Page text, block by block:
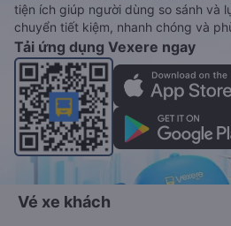
tiện ích giúp người dùng so sánh và
chuyển tiết kiệm, nhanh chóng và
Tải ứng dụng Vexere ngay
Vé xe khách